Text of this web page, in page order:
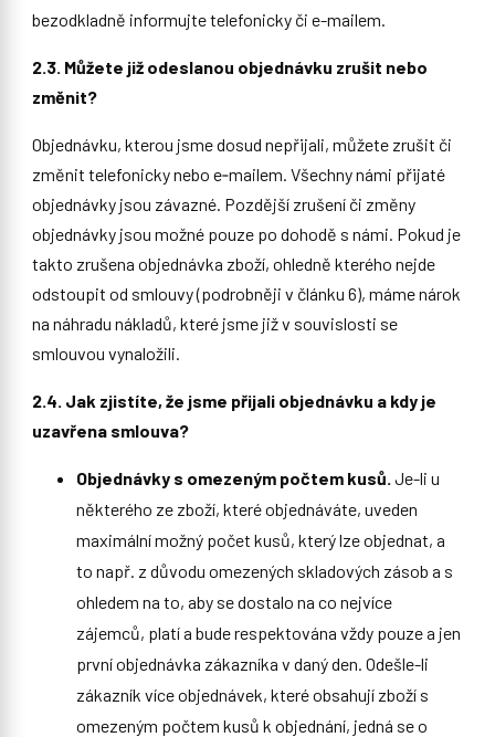
bezodkladně informujte telefonicky či e-mailem.
2.3. Můžete již odeslanou objednávku zrušit nebo
změnit?
Objednávku, kterou jsme dosud nepřijali, můžete zrušit či
změnit telefonicky nebo e‑mailem. Všechny námi přijaté
objednávky jsou závazné. Pozdější zrušení či změny
objednávky jsou možné pouze po dohodě s námi. Pokud je
takto zrušena objednávka zboží, ohledně kterého nejde
odstoupit od smlouvy (podrobněji v článku 6), máme nárok
na náhradu nákladů, které jsme již v souvislosti se
smlouvou vynaložili.
2.4. Jak zjistíte, že jsme přijali objednávku a kdy je
uzavřena smlouva?
Objednávky s omezeným počtem kusů. Je-li u
některého ze zboží, které objednáváte, uveden
maximální možný počet kusů, který lze objednat, a
to např. z důvodu omezených skladových zásob a s
ohledem na to, aby se dostalo na co nejvíce
zájemců, platí a bude respektována vždy pouze a jen
první objednávka zákazníka v daný den. Odešle-li
zákazník více objednávek, které obsahují zboží s
omezeným počtem kusů k objednání, jedná se o